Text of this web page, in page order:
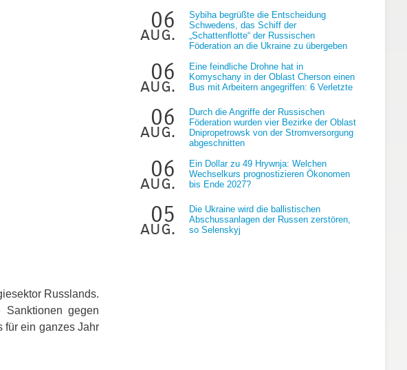
Russlands.
gegen
für ein ganzes Jahr
06
aug.
Sybiha begrüßte die Entscheidung
Schwedens, das Schiff der
„Schattenflotte“ der Russischen
Föderation an die Ukraine zu übergeben
06
aug.
Eine feindliche Drohne hat in
Komyschany in der Oblast Cherson einen
Bus mit Arbeitern angegriffen: 6 Verletzte
06
aug.
Durch die Angriffe der Russischen
Föderation wurden vier Bezirke der Oblast
Dnipropetrowsk von der Stromversorgung
abgeschnitten
06
aug.
Ein Dollar zu 49 Hrywnja: Welchen
Wechselkurs prognostizieren Ökonomen
bis Ende 2027?
05
aug.
Die Ukraine wird die ballistischen
Abschussanlagen der Russen zerstören,
so Selenskyj